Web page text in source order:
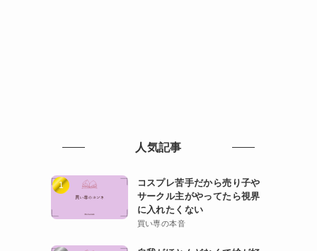
人気記事
コスプレ苦手だから売り子や
サークル主がやってたら視界
に入れたくない
買い専の本音